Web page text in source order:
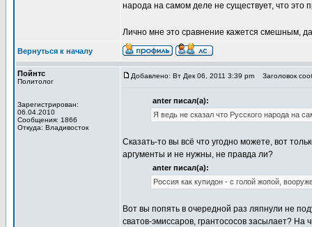
народа на самом деле не существует, что это
Лично мне это сравнение кажется смешным,
Вернуться к началу
Пойнтс
Политолог
Зарегистрирован:
06.04.2010
Сообщения: 1866
Откуда: Владивосток
Добавлено: Вт Дек 06, 2011 3:39 pm Заголовок
anter писал(а):
Я ведь не сказал что Русского народа на
Сказать-то вы всё что угодно можете, вот
аргументы и не нужны, не правда ли?
anter писал(а):
Россия как купидон - с голой жопой,
Вот вы попять в очередной раз ляпнули не
сватов-эмиссаров, грантососов засылает? На